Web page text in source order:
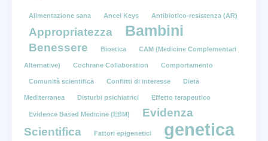
Alimentazione sana Ancel Keys Antibiotico-resistenza (AR)
Appropriatezza Bambini
Benessere Bioetica CAM (Medicine Complementari
Alternative) Cochrane Collaboration Comportamento
Comunità scientifica Conflitti di interesse Dieta
Mediterranea Disturbi psichiatrici Effetto terapeutico
Evidence Based Medicine (EBM)
Evidenza
Scientifica
Fattori epigenetici genetica